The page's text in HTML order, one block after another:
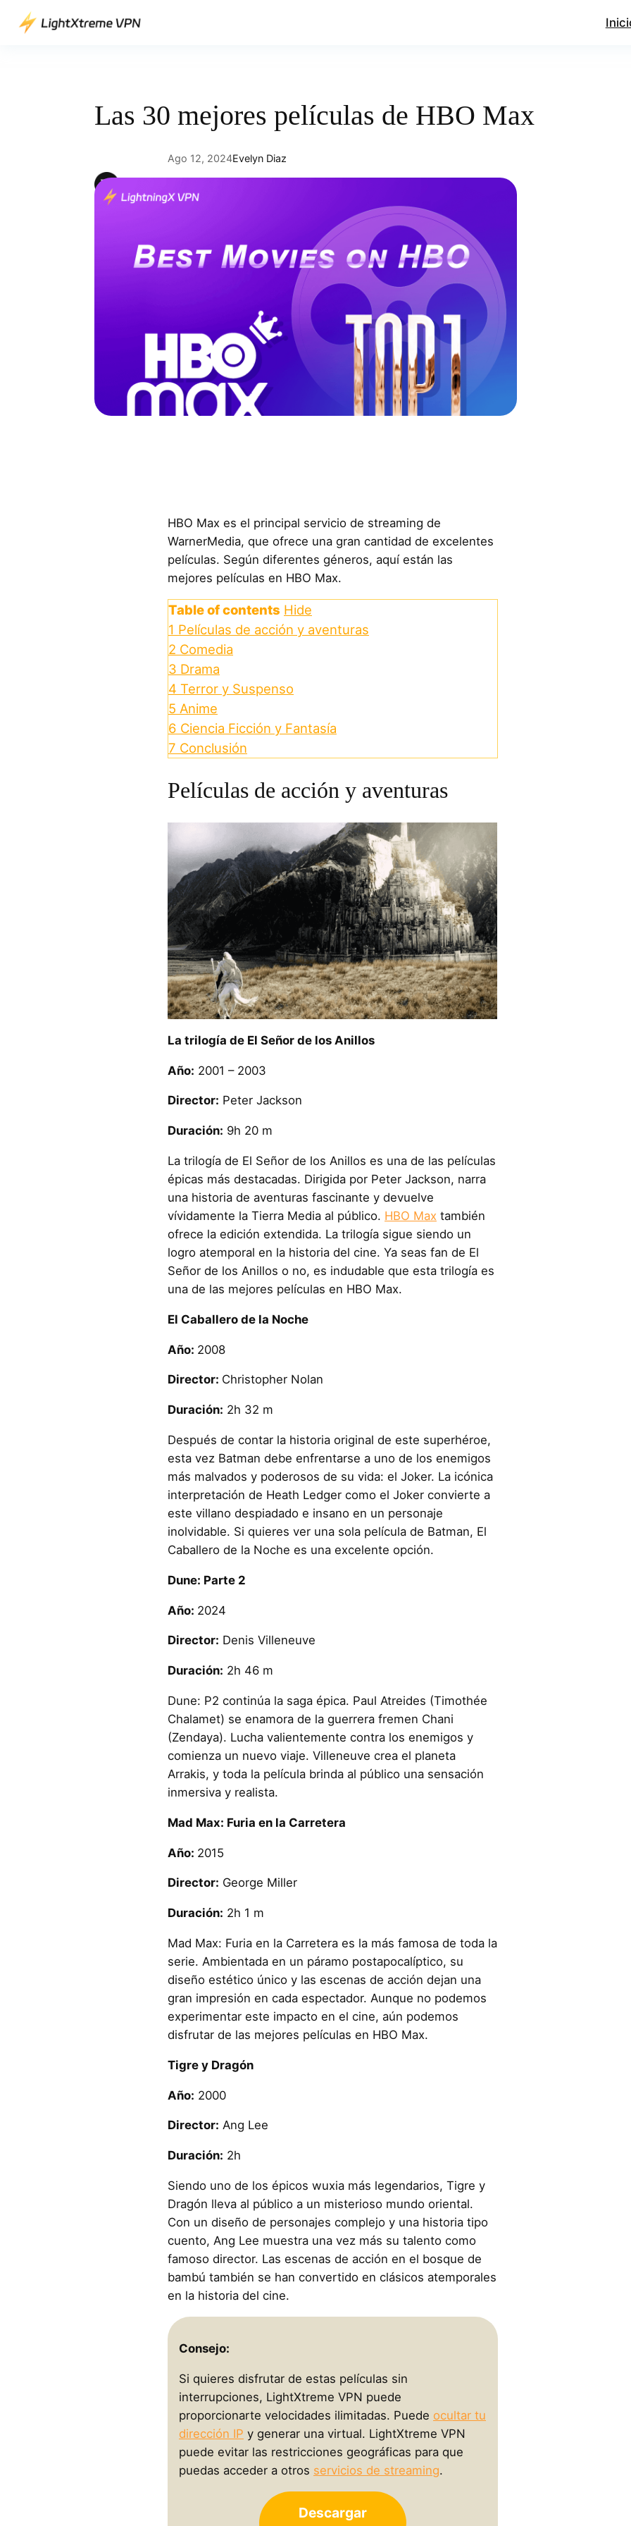
Saltar
Las 30 mejores películas de HBO Max
Ago 12, 2024Evelyn Diaz
HBO Max es el principal servicio de streaming de
WarnerMedia, que ofrece una gran cantidad de excelentes
películas. Según diferentes géneros, aquí están las
mejores películas en HBO Max.
Table of contents Hide
1 Películas de acción y aventuras
2 Comedia
3 Drama
4 Terror y Suspenso
5 Anime
6 Ciencia Ficción y Fantasía
7 Conclusión
Películas de acción y aventuras
La trilogía de El Señor de los Anillos
Año: 2001 – 2003
Director: Peter Jackson
Duración: 9h 20 m
La trilogía de El Señor de los Anillos es una de las películas
épicas más destacadas. Dirigida por Peter Jackson, narra
una historia de aventuras fascinante y devuelve
vívidamente la Tierra Media al público. HBO Max también
ofrece la edición extendida. La trilogía sigue siendo un
logro atemporal en la historia del cine. Ya seas fan de El
Señor de los Anillos o no, es indudable que esta trilogía es
una de las mejores películas en HBO Max.
El Caballero de la Noche
Año: 2008
Director: Christopher Nolan
Duración: 2h 32 m
Después de contar la historia original de este superhéroe,
esta vez Batman debe enfrentarse a uno de los enemigos
más malvados y poderosos de su vida: el Joker. La icónica
interpretación de Heath Ledger como el Joker convierte a
este villano despiadado e insano en un personaje
inolvidable. Si quieres ver una sola película de Batman, El
Caballero de la Noche es una excelente opción.
Dune: Parte 2
Año: 2024
Director: Denis Villeneuve
Duración: 2h 46 m
Dune: P2 continúa la saga épica. Paul Atreides (Timothée
Chalamet) se enamora de la guerrera fremen Chani
(Zendaya). Lucha valientemente contra los enemigos y
comienza un nuevo viaje. Villeneuve crea el planeta
Arrakis, y toda la película brinda al público una sensación
inmersiva y realista.
Mad Max: Furia en la Carretera
Año: 2015
Director: George Miller
Duración: 2h 1 m
Mad Max: Furia en la Carretera es la más famosa de toda la
serie. Ambientada en un páramo postapocalíptico, su
diseño estético único y las escenas de acción dejan una
gran impresión en cada espectador. Aunque no podemos
experimentar este impacto en el cine, aún podemos
disfrutar de las mejores películas en HBO Max.
Tigre y Dragón
Año: 2000
Director: Ang Lee
Duración: 2h
Siendo uno de los épicos wuxia más legendarios, Tigre y
Dragón lleva al público a un misterioso mundo oriental.
Con un diseño de personajes complejo y una historia tipo
cuento, Ang Lee muestra una vez más su talento como
famoso director. Las escenas de acción en el bosque de
bambú también se han convertido en clásicos atemporales
en la historia del cine.
Consejo:
Si quieres disfrutar de estas películas sin
interrupciones, LightXtreme VPN puede
proporcionarte velocidades ilimitadas. Puede ocultar tu
dirección IP y generar una virtual. LightXtreme VPN
puede evitar las restricciones geográficas para que
puedas acceder a otros servicios de streaming.
Descargar